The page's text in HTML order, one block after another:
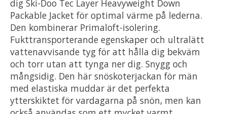
dig Ski-Doo Tec Layer Heavyweight Down
Packable Jacket för optimal värme på lederna.
Den kombinerar Primaloft-isolering.
Fukttransporterande egenskaper och ultralätt
vattenavvisande tyg för att hålla dig bekväm
och torr utan att tynga ner dig. Snygg och
mångsidig. Den här snöskoterjackan för män
med elastiska muddar är det perfekta
ytterskiktet för vardagarna på snön, men kan